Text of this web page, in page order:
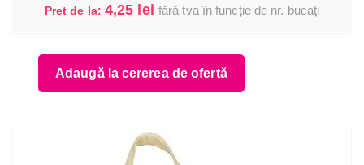
Pret de la: 4,25 lei fără tva în funcție de nr. bucați
Adaugă la cererea de ofertă